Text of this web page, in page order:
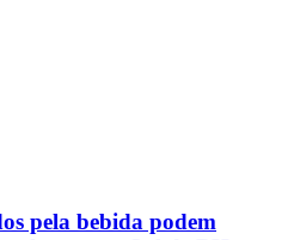
pela bebida podem